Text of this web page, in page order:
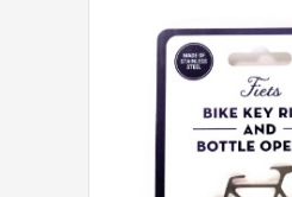
J-ME
KIKKERLAND
POKLON ZA MAMU POKLON
POKLON